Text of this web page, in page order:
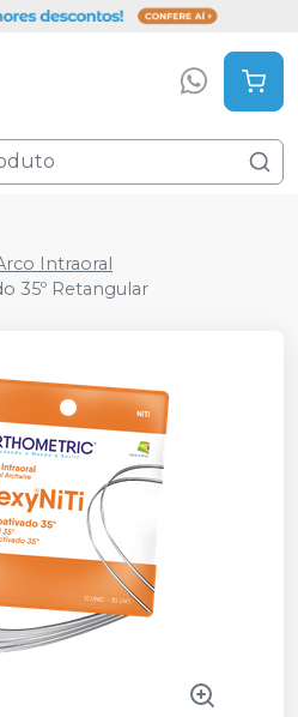
Intraoral
35º Retangular